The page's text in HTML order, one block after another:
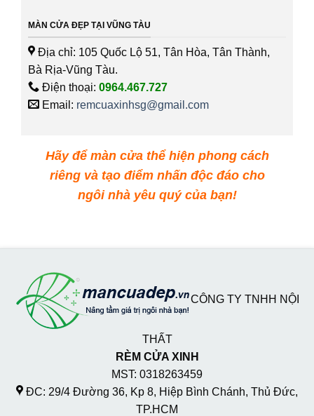
MÀN CỬA ĐẸP TẠI VŨNG TÀU
Địa chỉ: 105 Quốc Lộ 51, Tân Hòa, Tân Thành,
Bà Rịa-Vũng Tàu.
Điện thoại: 0964.467.727
Email: remcuaxinhsg@gmail.com
Hãy để màn cửa thể hiện phong cách
riêng và tạo điểm nhấn độc đáo cho
ngôi nhà yêu quý của bạn!
CÔNG TY TNHH NỘI
THẤT
RÈM CỬA XINH
MST: 0318263459
ĐC: 29/4 Đường 36, Kp 8, Hiệp Bình Chánh, Thủ Đức,
TP.HCM